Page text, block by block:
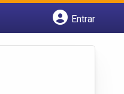
Entrar